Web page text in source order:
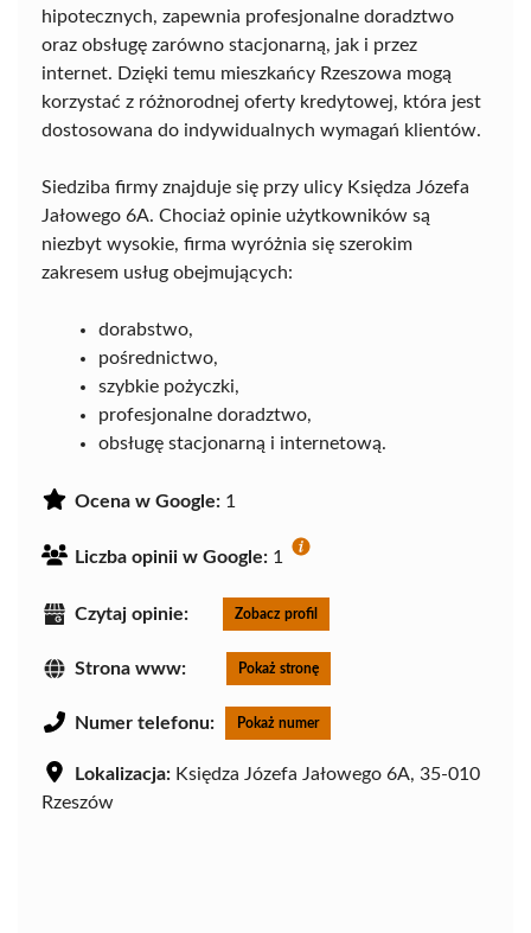
hipotecznych, zapewnia profesjonalne doradztwo
oraz obsługę zarówno stacjonarną, jak i przez
internet. Dzięki temu mieszkańcy Rzeszowa mogą
korzystać z różnorodnej oferty kredytowej, która jest
dostosowana do indywidualnych wymagań klientów.
Siedziba firmy znajduje się przy ulicy Księdza Józefa
Jałowego 6A. Chociaż opinie użytkowników są
niezbyt wysokie, firma wyróżnia się szerokim
zakresem usług obejmujących:
dorabstwo,
pośrednictwo,
szybkie pożyczki,
profesjonalne doradztwo,
obsługę stacjonarną i internetową.
Ocena w Google: 1
Liczba opinii w Google: 1
Czytaj opinie: Zobacz profil
Strona www: Pokaż stronę
Numer telefonu: Pokaż numer
Lokalizacja: Księdza Józefa Jałowego 6A, 35-010
Rzeszów